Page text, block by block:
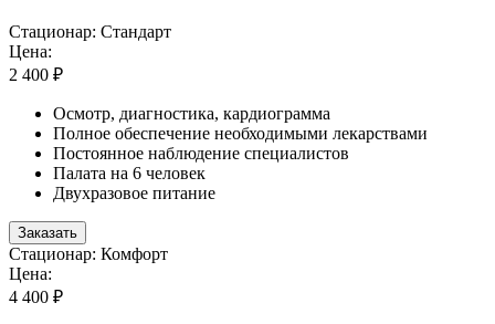
Стационар: Стандарт
Цена:
2 400 ₽
Осмотр, диагностика, кардиограмма
Полное обеспечение необходимыми лекарствами
Постоянное наблюдение специалистов
Палата на 6 человек
Двухразовое питание
Заказать
Стационар: Комфорт
Цена:
4 400 ₽